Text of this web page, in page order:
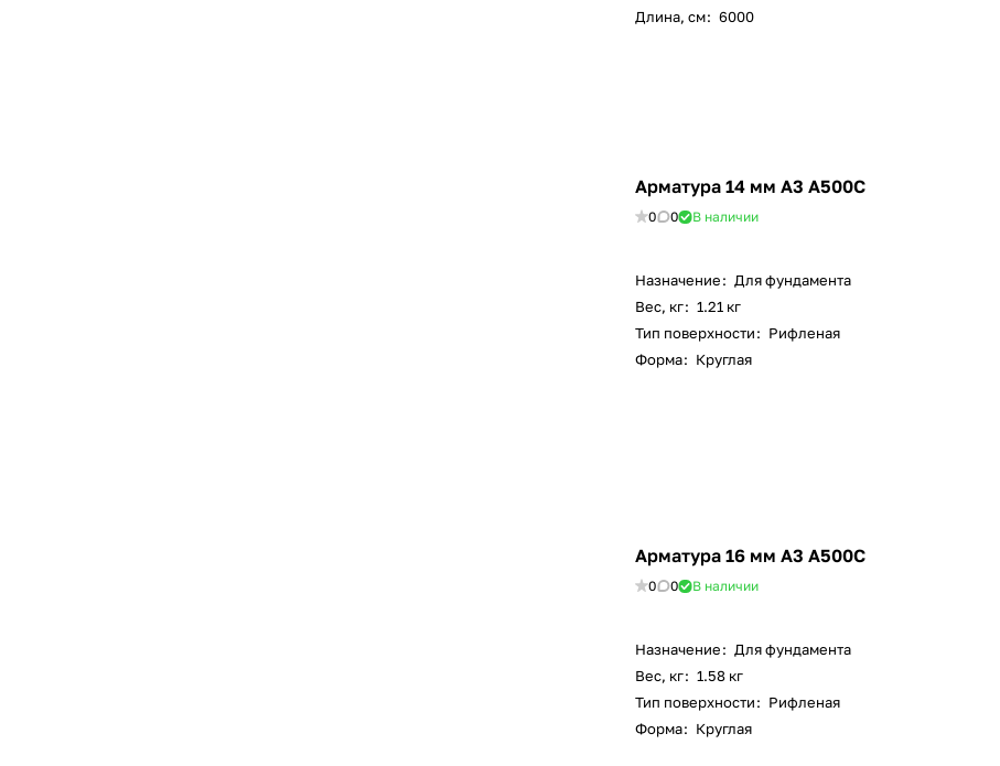
Длина, см: 6000
Арматура 14 мм А3 А500С
0 0 В наличии
Назначение: Для фундамента
Вес, кг: 1.21 кг
Тип поверхности: Рифленая
Форма: Круглая
Арматура 16 мм А3 А500С
0 0 В наличии
Назначение: Для фундамента
Вес, кг: 1.58 кг
Тип поверхности: Рифленая
Форма: Круглая